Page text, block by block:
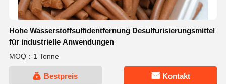
Hohe Wasserstoffsulfidentfernung Desulfurisierungsmittel
für industrielle Anwendungen
MOQ：1 Tonne
Bestpreis Kontakt